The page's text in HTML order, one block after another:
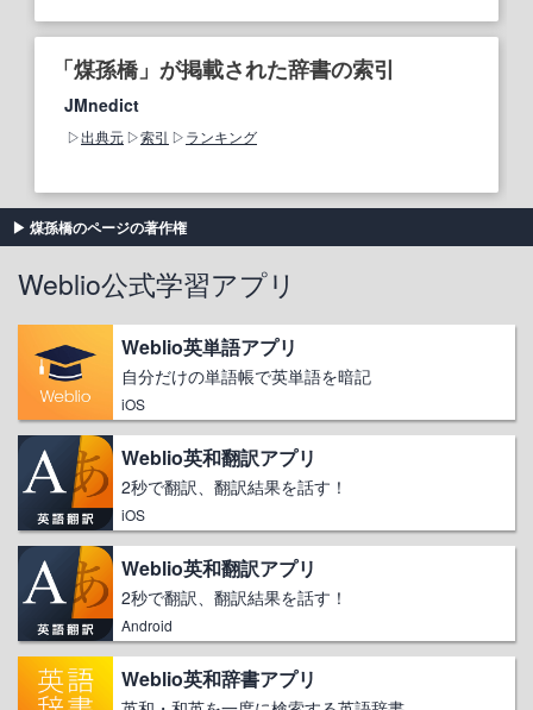
「煤孫橋」が掲載された辞書の索引
JMnedict
出典元 索引 ランキング
煤孫橋のページの著作権
Weblio公式学習アプリ
Weblio英単語アプリ
自分だけの単語帳で英単語を暗記
iOS
Weblio英和翻訳アプリ
2秒で翻訳、翻訳結果を話す！
iOS
Weblio英和翻訳アプリ
2秒で翻訳、翻訳結果を話す！
Android
Weblio英和辞書アプリ